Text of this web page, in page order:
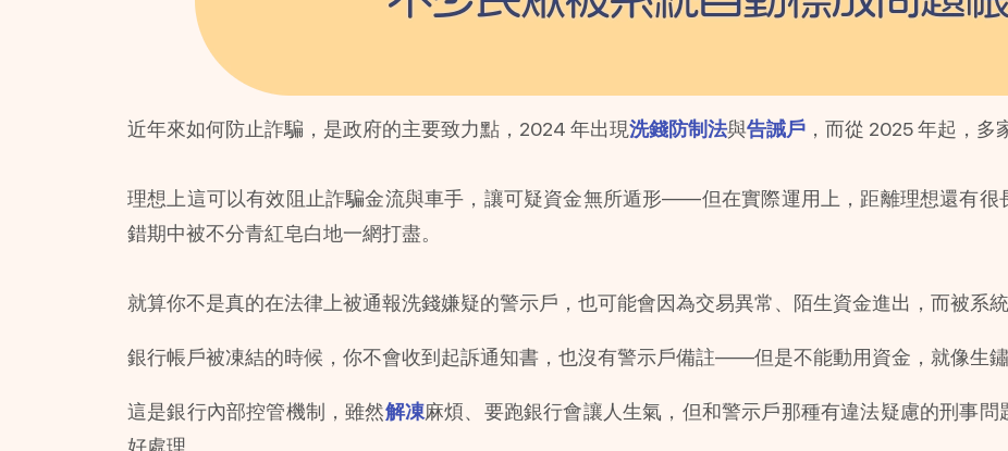
近年來如何防止詐騙，是政府的主要致力點，2024 年出現洗錢防制法與告誡戶 ，而從 2025 年起，多
理想上這可以有效阻止詐騙金流與車手，讓可疑資金無所遁形——但在實際運用上，距離理想還有很
錯期中被不分青紅皂白地一網打盡。
就算你不是真的在法律上被通報洗錢嫌疑的警示戶，也可能會因為交易異常、陌生資金進出，而被系
銀行帳戶被凍結的時候，你不會收到起訴通知書，也沒有警示戶備註——但是不能動用資金，就像生鏽
這是銀行內部控管機制，雖然解凍麻煩、要跑銀行會讓人生氣，但和警示戶那種有違法疑慮的刑事
好處理。